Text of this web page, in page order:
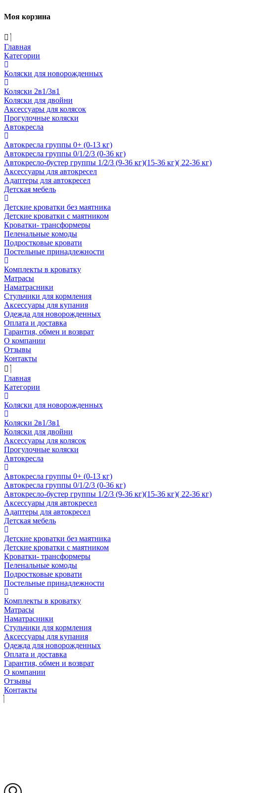
Моя корзина
Главная
Категории
Коляски для новорожденных
Коляски 2в1/3в1
Коляски для двойни
Аксессуары для колясок
Прогулочные коляски
Автокресла
Автокресла группы 0+ (0-13 кг)
Автокресла группы 0/1/2/3 (0-36 кг)
Автокресло-бустер группы 1/2/3 (9-36 кг)(15-36 кг)( 22-36 кг)
Аксессуары для автокресел
Адаптеры для автокресел
Детская мебель
Детские кроватки без маятника
Детские кроватки с маятником
Кроватки- трансформеры
Пеленальные комоды
Подростковые кровати
Постельные принадлежности
Комплекты в кроватку
Матрасы
Наматрасники
Стульчики для кормления
Аксессуары для купания
Одежда для новорожденных
Оплата и доставка
Гарантия, обмен и возврат
О компании
Отзывы
Контакты
Главная
Категории
Коляски для новорожденных
Коляски 2в1/3в1
Коляски для двойни
Аксессуары для колясок
Прогулочные коляски
Автокресла
Автокресла группы 0+ (0-13 кг)
Автокресла группы 0/1/2/3 (0-36 кг)
Автокресло-бустер группы 1/2/3 (9-36 кг)(15-36 кг)( 22-36 кг)
Аксессуары для автокресел
Адаптеры для автокресел
Детская мебель
Детские кроватки без маятника
Детские кроватки с маятником
Кроватки- трансформеры
Пеленальные комоды
Подростковые кровати
Постельные принадлежности
Комплекты в кроватку
Матрасы
Наматрасники
Стульчики для кормления
Аксессуары для купания
Одежда для новорожденных
Оплата и доставка
Гарантия, обмен и возврат
О компании
Отзывы
Контакты